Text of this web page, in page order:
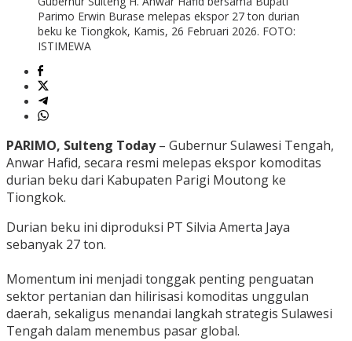
Parimo Erwin Burase melepas ekspor 27 ton durian
beku ke Tiongkok, Kamis, 26 Februari 2026. FOTO:
ISTIMEWA
PARIMO, Sulteng Today– Gubernur Sulawesi Tengah,
Anwar Hafid, secara resmi melepas ekspor komoditas
durian beku dari Kabupaten Parigi Moutong ke
Tiongkok.
Durian beku ini diproduksi PT Silvia Amerta Jaya
sebanyak 27 ton.
‎Momentum ini menjadi tonggak penting penguatan
sektor pertanian dan hilirisasi komoditas unggulan
daerah, sekaligus menandai langkah strategis Sulawesi
Tengah dalam menembus pasar global.